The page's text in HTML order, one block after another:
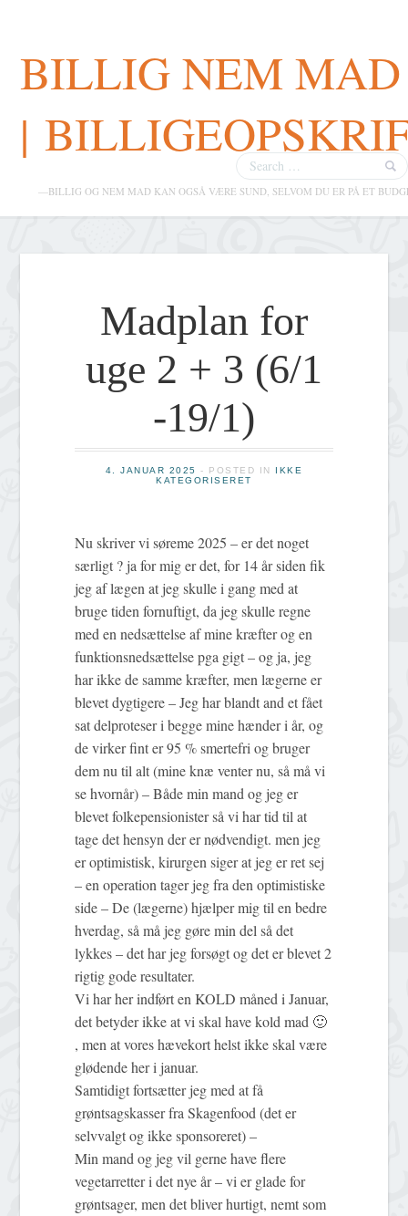
BILLIG NEM MAD
|
—BILLIG OG NEM MAD KAN OGSÅ VÆRE SUND, SELVOM DU ER PÅ ET
Madplan for
uge 2 + 3 (6/1
-19/1)
4. JANUAR 2025 - POSTED IN IKKE
KATEGORISERET
Nu skriver vi søreme 2025 – er det noget
særligt ? ja for mig er det, for 14 år siden fik
jeg af lægen at jeg skulle i gang med at
bruge tiden fornuftigt, da jeg skulle regne
med en nedsættelse af mine kræfter og en
funktionsnedsættelse pga gigt – og ja, jeg
har ikke de samme kræfter, men lægerne er
blevet dygtigere – Jeg har blandt and et fået
sat delproteser i begge mine hænder i år, og
de virker fint er 95 % smertefri og bruger
dem nu til alt (mine knæ venter nu, så må vi
se hvornår) – Både min mand og jeg er
blevet folkepensionister så vi har tid til at
tage det hensyn der er nødvendigt. men jeg
er optimistisk, kirurgen siger at jeg er ret sej
– en operation tager jeg fra den optimistiske
side – De (lægerne) hjælper mig til en bedre
hverdag, så må jeg gøre min del så det
lykkes – det har jeg forsøgt og det er blevet 2
rigtig gode resultater.
Vi har her indført en KOLD måned i Januar,
det betyder ikke at vi skal have kold mad 🙂
, men at vores hævekort helst ikke skal være
glødende her i januar.
Samtidigt fortsætter jeg med at få
grøntsagskasser fra Skagenfood (det er
selvvalgt og ikke sponsoreret) –
Min mand og jeg vil gerne have flere
vegetarretter i det nye år – vi er glade for
grøntsager, men det bliver hurtigt, nemt som